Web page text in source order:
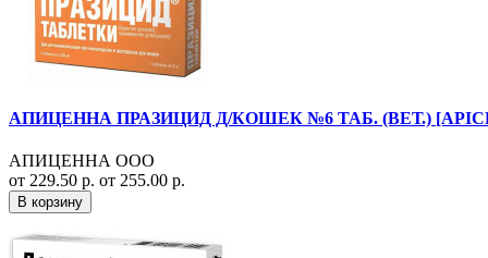
АПИЦЕННА ПРАЗИЦИД Д/КОШЕК №6 ТАБ. (ВЕТ.)
АПИЦЕННА ООО
от 229.50 р. от 255.00 р.
В корзину